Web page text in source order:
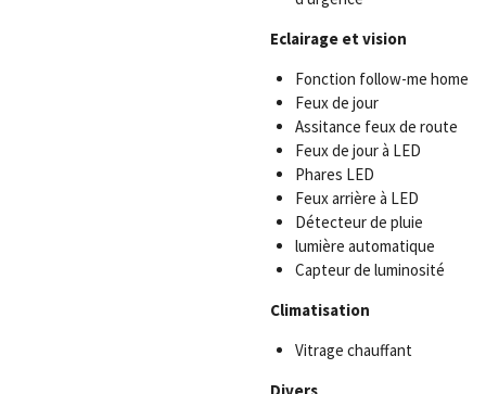
Eclairage et vision
Fonction follow-me home
Feux de jour
Assitance feux de route
Feux de jour à LED
Phares LED
Feux arrière à LED
Détecteur de pluie
lumière automatique
Capteur de luminosité
Climatisation
Vitrage chauffant